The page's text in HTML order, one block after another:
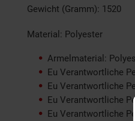
Gewicht (Gramm): 1520
Material: Polyester
Armelmaterial:
Eu Verantwortliche
Eu Verantwortliche
Eu Verantwortliche
Eu Verantwortliche